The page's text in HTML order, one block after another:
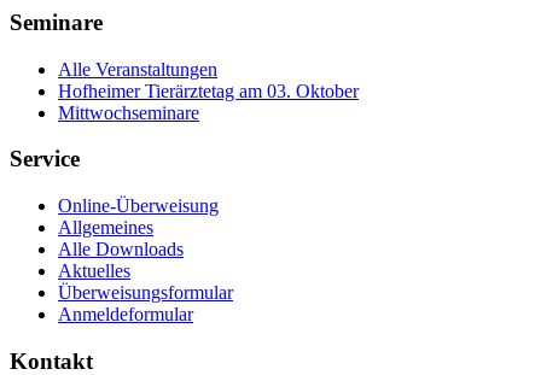
Seminare
Alle Veranstaltungen
Hofheimer Tierärztetag am 03. Oktober
Mittwochseminare
Service
Online-Überweisung
Allgemeines
Alle Downloads
Aktuelles
Überweisungsformular
Anmeldeformular
Kontakt